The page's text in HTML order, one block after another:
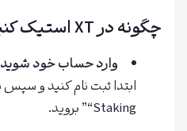
چگونه در XT استیک کنید؟
وارد حساب خود شوید
“Staking” بروید.